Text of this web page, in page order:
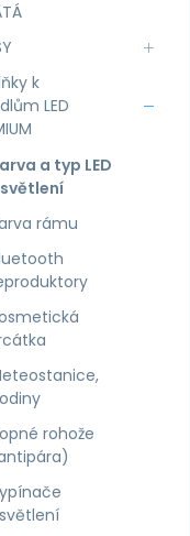
k
LED
a typ LED
rámu
rohože